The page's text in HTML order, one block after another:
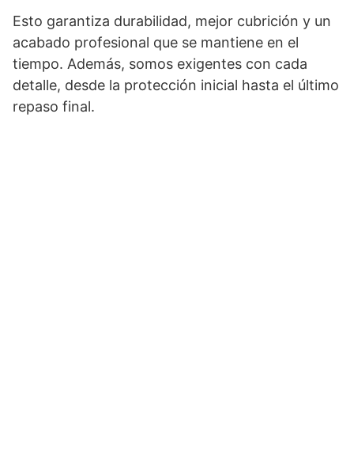
Esto garantiza durabilidad, mejor cubrición y un
acabado profesional que se mantiene en el
tiempo. Además, somos exigentes con cada
detalle, desde la protección inicial hasta el último
repaso final.